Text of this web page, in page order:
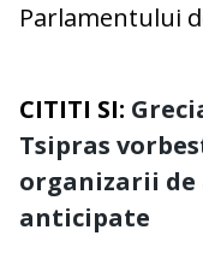
Parlamentului
CITITI SI:
Tsipras
organizarii
anticipate